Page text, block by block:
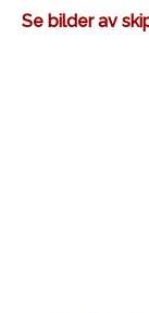
Se bilder av